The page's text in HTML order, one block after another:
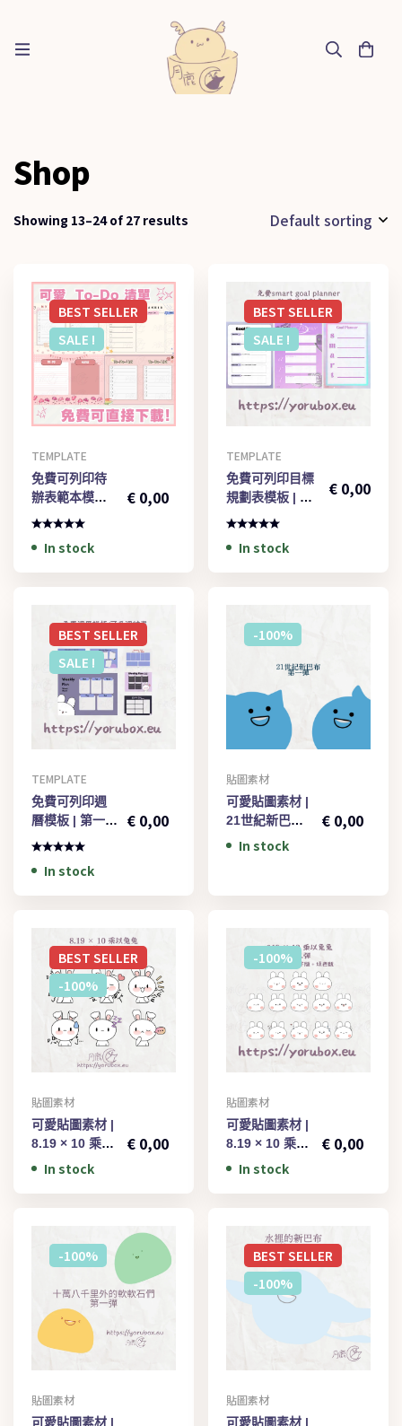
Shop
Showing 13–24 of 27 results Default sorting
BEST SELLER
SALE !
TEMPLATE
免費可列印待
辦表範本模板 |
第二彈 | Cute
To-Do List
Template 002
€ 0,00
In stock
BEST SELLER
SALE !
TEMPLATE
免費可列印目標
規劃表模板 | 第
一彈 | Y2K style
Smart Goal
Planner
€ 0,00
In stock
BEST SELLER
SALE !
TEMPLATE
免費可列印週
曆模板 | 第一彈
| Cute Free
Weekly
Calendar
€ 0,00
In stock
-100%
貼圖素材
可愛貼圖素材 |
21世紀新巴布 |
第一彈 | Cute
21st Century
€ 0,00
In stock
BEST SELLER
-100%
貼圖素材
可愛貼圖素材 |
8.19 × 10 乘以
兔兔 | 第一彈 |
€ 0,00
In stock
-100%
貼圖素材
可愛貼圖素材 |
8.19 × 10 乘以
兔兔 | 第二彈 |
€ 0,00
In stock
-100%
貼圖素材
可愛貼圖素材 |
BEST SELLER
-100%
貼圖素材
可愛貼圖素材 |